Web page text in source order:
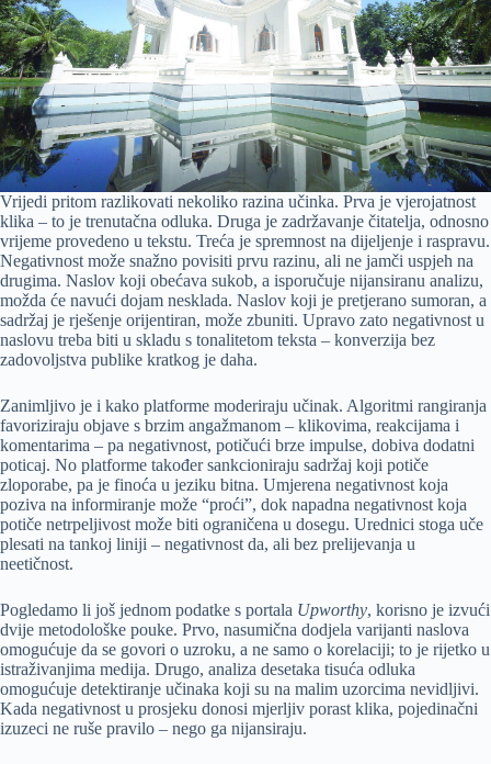
Vrijedi pritom razlikovati nekoliko razina učinka. Prva je vjerojatnost
klika – to je trenutačna odluka. Druga je zadržavanje čitatelja, odnosno
vrijeme provedeno u tekstu. Treća je spremnost na dijeljenje i raspravu.
Negativnost može snažno povisiti prvu razinu, ali ne jamči uspjeh na
drugima. Naslov koji obećava sukob, a isporučuje nijansiranu analizu,
možda će navući dojam nesklada. Naslov koji je pretjerano sumoran, a
sadržaj je rješenje orijentiran, može zbuniti. Upravo zato negativnost u
naslovu treba biti u skladu s tonalitetom teksta – konverzija bez
zadovoljstva publike kratkog je daha.
Zanimljivo je i kako platforme moderiraju učinak. Algoritmi rangiranja
favoriziraju objave s brzim angažmanom – klikovima, reakcijama i
komentarima – pa negativnost, potičući brze impulse, dobiva dodatni
poticaj. No platforme također sankcioniraju sadržaj koji potiče
zloporabe, pa je finoća u jeziku bitna. Umjerena negativnost koja
poziva na informiranje može “proći”, dok napadna negativnost koja
potiče netrpeljivost može biti ograničena u dosegu. Urednici stoga uče
plesati na tankoj liniji – negativnost da, ali bez prelijevanja u
neetičnost.
Pogledamo li još jednom podatke s portala Upworthy, korisno je izvući
dvije metodološke pouke. Prvo, nasumična dodjela varijanti naslova
omogućuje da se govori o uzroku, a ne samo o korelaciji; to je rijetko u
istraživanjima medija. Drugo, analiza desetaka tisuća odluka
omogućuje detektiranje učinaka koji su na malim uzorcima nevidljivi.
Kada negativnost u prosjeku donosi mjerljiv porast klika, pojedinačni
izuzeci ne ruše pravilo – nego ga nijansiraju.